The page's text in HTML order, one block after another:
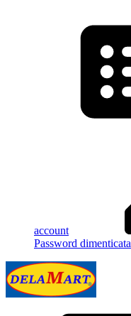
account
Password dimenticata